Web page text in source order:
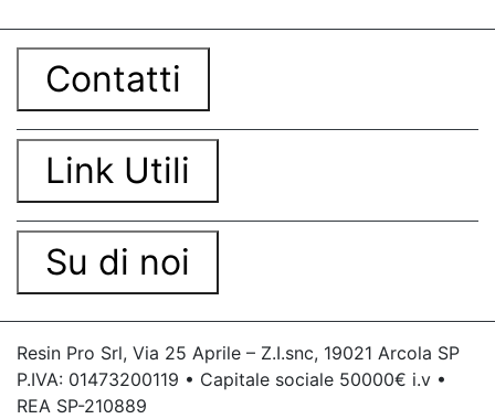
Contatti
Link Utili
Su di noi
Resin Pro Srl, Via 25 Aprile – Z.I.snc, 19021 Arcola SP
P.IVA: 01473200119 • Capitale sociale 50000€ i.v •
REA SP-210889